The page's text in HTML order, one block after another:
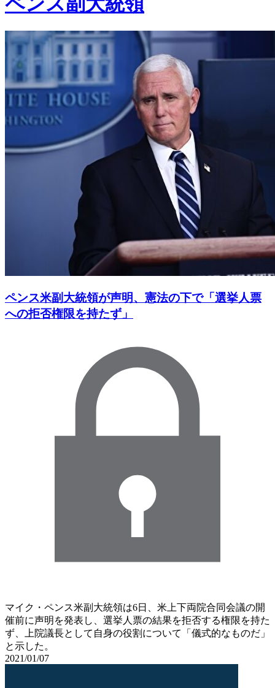
ペンス米副大統領が声明、憲法の下で「選挙人票
への拒否権限を持たず」
マイク・ペンス米副大統領は6日、米上下両院合同会議の開
催前に声明を発表し、選挙人票の結果を拒否する権限を持た
ず、上院議長として自身の役割について「儀式的なものだ」
と示した。
2021/01/07